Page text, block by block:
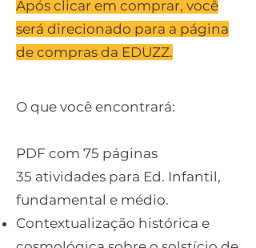
Após clicar em comprar, você
será direcionado para a página
de compras da EDUZZ.
O que você encontrará:
PDF com 75 páginas
35 atividades para Ed. Infantil,
fundamental e médio.
Contextualização histórica e